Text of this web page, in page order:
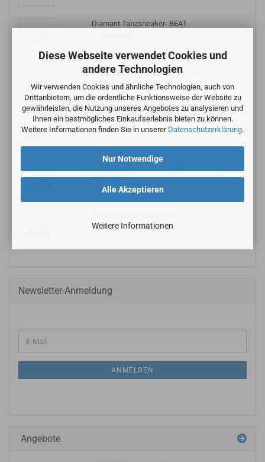
Diese Webseite verwendet Cookies und
andere Technologien
Wir verwenden Cookies und ähnliche Technologien, auch von
Drittanbietern, um die ordentliche Funktionsweise der Website zu
gewährleisten, die Nutzung unseres Angebotes zu analysieren und
Ihnen ein bestmögliches Einkaufserlebnis bieten zu können.
Weitere Informationen finden Sie in unserer Datenschutzerklärung.
Alle Akzeptieren
Nur Notwendige
Weitere Informationen
Diamant Tanzsneaker- BEAT
Diamant Tanzschuhe-Modell 085-075-028
124,00 EUR
Diamant Tanzschuhe-Modell 140-034-335-A
114,00 EUR
3,90 EUR
3,90 EUR
Newsletter-Anmeldung
ANMELDEN
Angebote